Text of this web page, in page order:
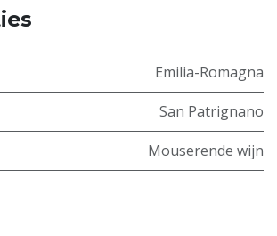
Emilia-Romagna
San Patrignano
Mouserende wijn